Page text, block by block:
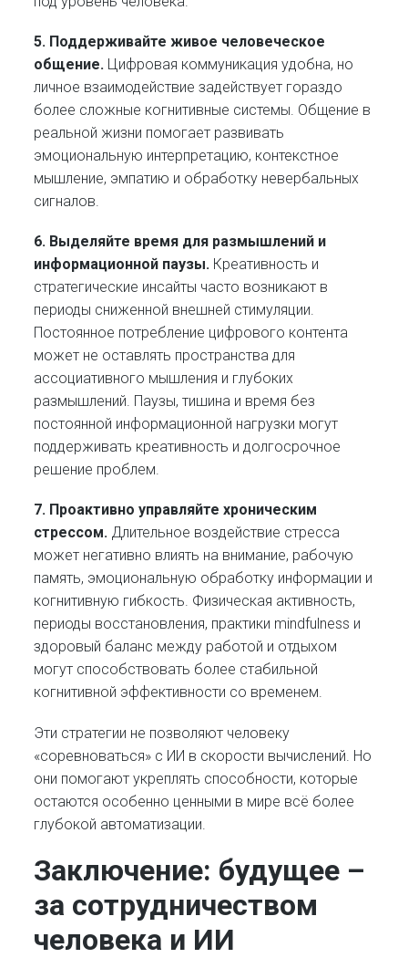
5. Поддерживайте живое человеческое
общение. Цифровая коммуникация удобна, но
личное взаимодействие задействует гораздо
более сложные когнитивные системы. Общение в
реальной жизни помогает развивать
эмоциональную интерпретацию, контекстное
мышление, эмпатию и обработку невербальных
сигналов.
6. Выделяйте время для размышлений и
информационной паузы. Креативность и
стратегические инсайты часто возникают в
периоды сниженной внешней стимуляции.
Постоянное потребление цифрового контента
может не оставлять пространства для
ассоциативного мышления и глубоких
размышлений. Паузы, тишина и время без
постоянной информационной нагрузки могут
поддерживать креативность и долгосрочное
решение проблем.
7. Проактивно управляйте хроническим
стрессом. Длительное воздействие стресса
может негативно влиять на внимание, рабочую
память, эмоциональную обработку информации и
когнитивную гибкость. Физическая активность,
периоды восстановления, практики mindfulness и
здоровый баланс между работой и отдыхом
могут способствовать более стабильной
когнитивной эффективности со временем.
Эти стратегии не позволяют человеку
«соревноваться» с ИИ в скорости вычислений. Но
они помогают укреплять способности, которые
остаются особенно ценными в мире всё более
глубокой автоматизации.
Заключение: будущее –
за сотрудничеством
человека и ИИ